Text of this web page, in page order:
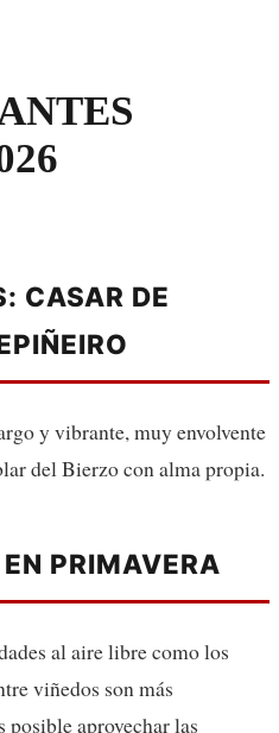
CASAR DE
y vibrante, muy envolvente
del Bierzo con alma propia.
PRIMAVERA
al aire libre como los
viñedos son más
posible aprovechar las